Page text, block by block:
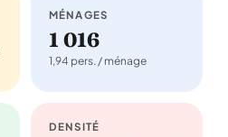
MÉNAGES
1 016
1,94 pers. / ménage
DENSITÉ